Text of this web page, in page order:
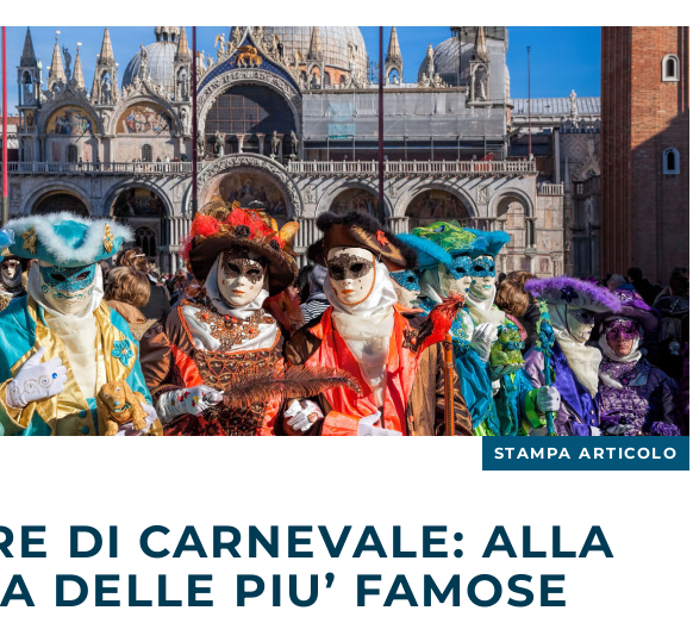
STAMPA ARTICOLO
DI CARNEVALE: ALLA
DELLE PIU’ FAMOSE